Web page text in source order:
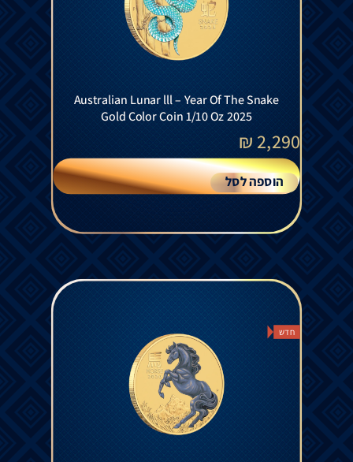
Australian Lunar lll – Year Of The Snake
Gold Color Coin 1/10 Oz 2025
2,290
₪
הוספה לסל
חדש